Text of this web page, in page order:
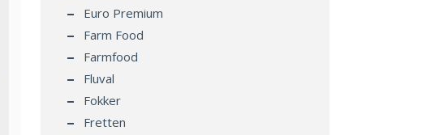
Euro Premium
Farm Food
Farmfood
Fluval
Fokker
Fretten